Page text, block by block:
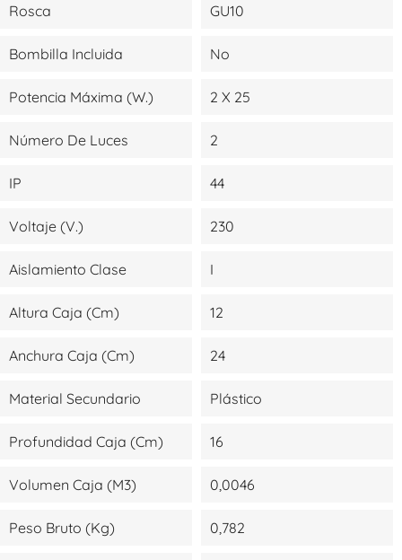
Rosca GU10
Bombilla Incluida No
Potencia Máxima (W.) 2 X 25
Número De Luces 2
IP 44
Voltaje (V.) 230
Aislamiento Clase I
Altura Caja (cm) 12
Anchura Caja (cm) 24
Material Secundario Plástico
Profundidad Caja (cm) 16
Volumen Caja (m3) 0,0046
Peso Bruto (kg) 0,782